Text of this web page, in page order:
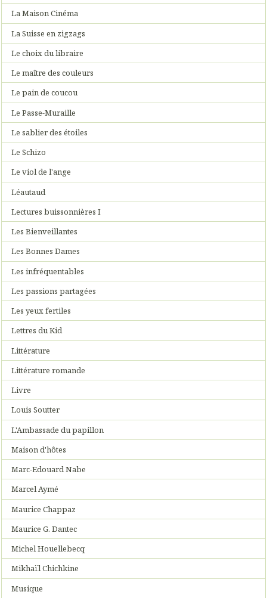
La Maison Cinéma
La Suisse en zigzags
Le choix du libraire
Le maître des couleurs
Le pain de coucou
Le Passe-Muraille
Le sablier des étoiles
Le Schizo
Le viol de l'ange
Léautaud
Lectures buissonnières I
Les Bienveillantes
Les Bonnes Dames
Les infréquentables
Les passions partagées
Les yeux fertiles
Lettres du Kid
Littérature
Littérature romande
Livre
Louis Soutter
L'Ambassade du papillon
Maison d'hôtes
Marc-Edouard Nabe
Marcel Aymé
Maurice Chappaz
Maurice G. Dantec
Michel Houellebecq
Mikhaïl Chichkine
Musique